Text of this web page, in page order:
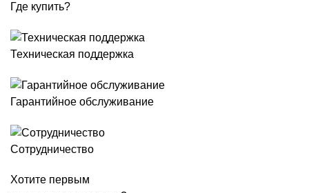
Где купить?
Техническая поддержка
Гарантийное обслуживание
Сотрудничество
Хотите первым